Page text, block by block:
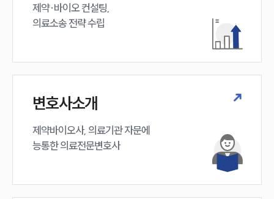
제약·바이오 컨설팅,
의료소송 전략 수립
변호사소개
제약바이오사, 의료기관 자문에
능통한 의료전문변호사